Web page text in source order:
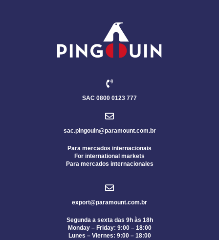
SAC 0800 0123 777
sac.pingouin@paramount.com.br
Para mercados internacionais
For international markets
Para mercados internacionales
export@paramount.com.br
Segunda a sexta das 9h às 18h
Monday – Friday: 9:00 – 18:00
Lunes – Viernes: 9:00 – 18:00